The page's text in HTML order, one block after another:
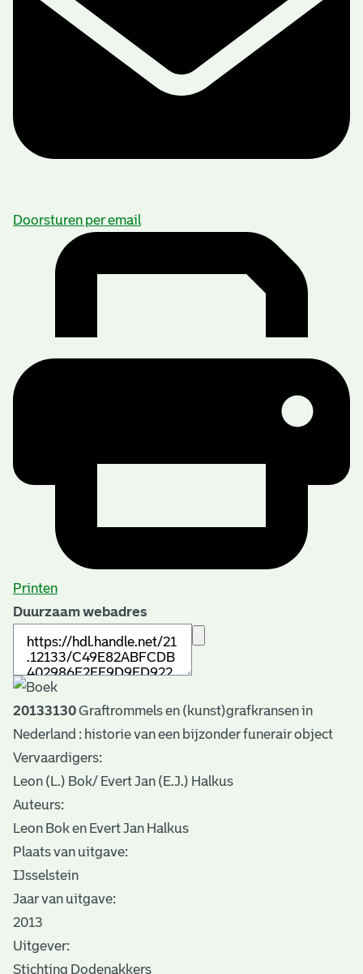
Doorsturen per email
Printen
Duurzaam webadres
20133130Graftrommels en (kunst)grafkransen in
Nederland : historie van een bijzonder funerair object
Vervaardigers:
Leon (L.) Bok/ Evert Jan (E.J.) Halkus
Auteurs:
Leon Bok en Evert Jan Halkus
Plaats van uitgave:
IJsselstein
Jaar van uitgave:
2013
Uitgever:
Stichting Dodenakkers